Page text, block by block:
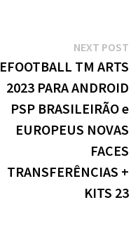
NEXT POST
EFOOTBALL TM ARTS
2023 PARA ANDROID
PSP BRASILEIRÃO e
EUROPEUS NOVAS
FACES
TRANSFERÊNCIAS +
KITS 23